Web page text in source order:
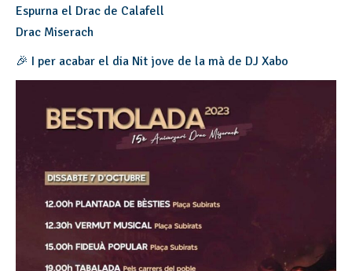
Espurna el Drac de Calafell
Drac Miserach
🎉 I per acabar el dia Nit jove de la mà de DJ Xabo